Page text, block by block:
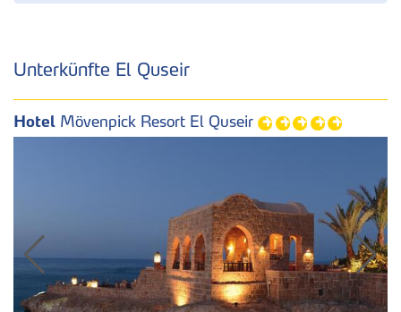
Unterkünfte El Quseir
Hotel Mövenpick Resort El Quseir